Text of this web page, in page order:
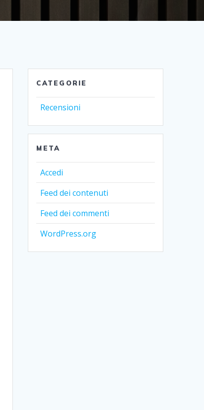
CATEGORIE
Recensioni
META
Accedi
Feed dei contenuti
Feed dei commenti
WordPress.org